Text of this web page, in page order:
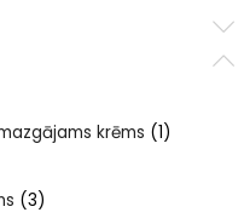
krēms (1)
(3)